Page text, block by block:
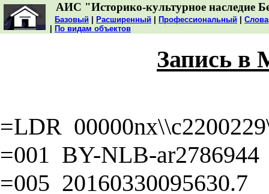
АИС "Историко-культурное наследие
Базовый Расширенный Профессиональный
По видам объектов
Запись в
=LDR
=001 BY-NLB-ar2786944
=005 20160330095630.7